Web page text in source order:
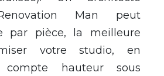
Man peut
par pièce, la meilleure
votre studio, en
hauteur sous